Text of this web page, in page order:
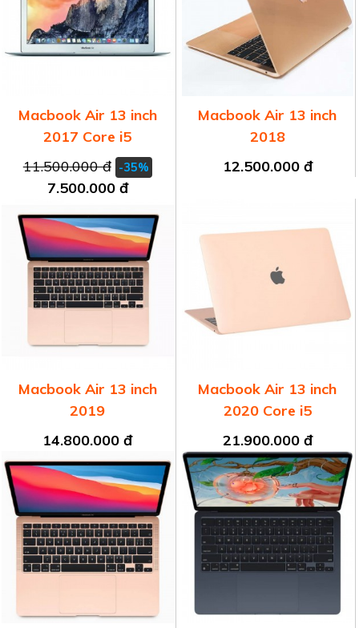
Macbook Air 13 inch
2017 Core i5
11.500.000 đ -35%
7.500.000 đ
Macbook Air 13 inch
2018
12.500.000 đ
Macbook Air 13 inch
2019
14.800.000 đ
Macbook Air 13 inch
2020 Core i5
21.900.000 đ